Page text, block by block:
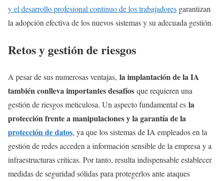
y el desarrollo profesional continuo de los trabajadores garantizan
la adopción efectiva de los nuevos sistemas y su adecuada gestión.
Retos y gestión de riesgos
A pesar de sus numerosas ventajas, la implantación de la IA
también conlleva importantes desafíos que requieren una
gestión de riesgos meticulosa. Un aspecto fundamental es la
protección frente a manipulaciones y la garantía de la
protección de datos, ya que los sistemas de IA empleados en la
gestión de redes acceden a información sensible de la empresa y a
infraestructuras críticas. Por tanto, resulta indispensable establecer
medidas de seguridad sólidas para protegerlos ante ataques